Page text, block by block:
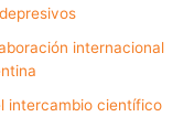
internacional
intercambio científico